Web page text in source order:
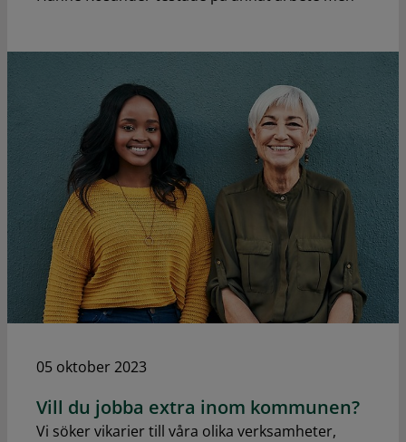
05 oktober 2023
Vill du jobba extra inom kommunen?
Vi söker vikarier till våra olika verksamheter,